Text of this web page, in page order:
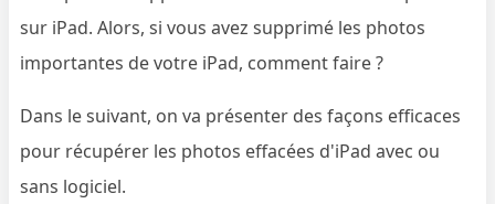
sur iPad. Alors, si vous avez supprimé les photos
importantes de votre iPad, comment faire ?
Dans le suivant, on va présenter des façons efficaces
pour récupérer les photos effacées d'iPad avec ou
sans logiciel.